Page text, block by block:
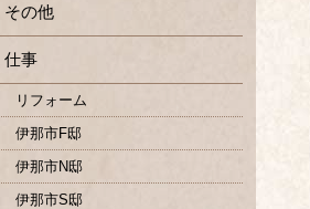
その他
仕事
リフォーム
伊那市F邸
伊那市N邸
伊那市S邸